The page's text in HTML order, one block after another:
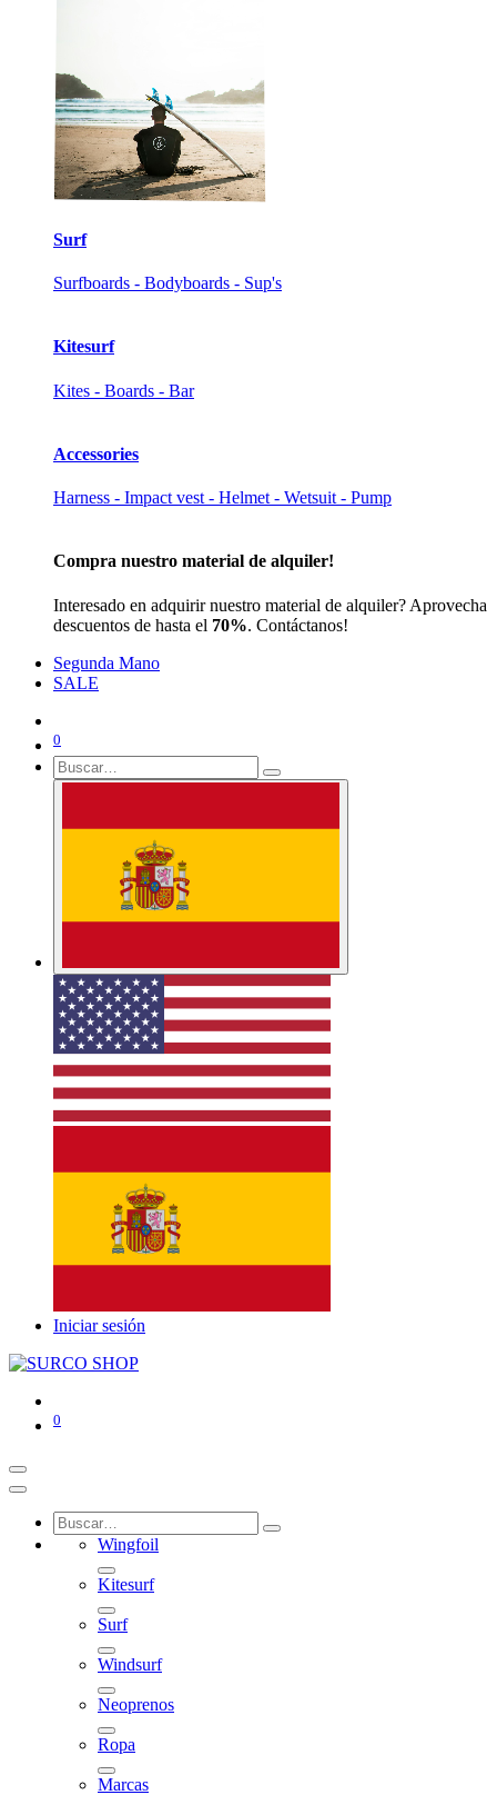
Surf
Surfboards - Bodyboards - Sup's
Kitesurf
Kites - Boards - Bar
Accessories
Harness - Impact vest - Helmet - Wetsuit - Pump
Compra nuestro material de alquiler!
Interesado en adquirir nuestro material de alquiler? Aprovecha
descuentos de hasta el 70%. Contáctanos!
Segunda Mano
SALE
0
Iniciar sesión
0
Wingfoil
Kitesurf
Surf
Windsurf
Neoprenos
Ropa
Marcas